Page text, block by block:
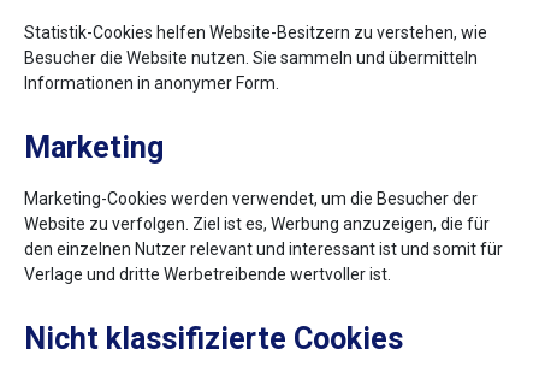
Statistik-Cookies helfen Website-Besitzern zu verstehen, wie
Besucher die Website nutzen. Sie sammeln und übermitteln
Informationen in anonymer Form.
Marketing
Marketing-Cookies werden verwendet, um die Besucher der
Website zu verfolgen. Ziel ist es, Werbung anzuzeigen, die für
den einzelnen Nutzer relevant und interessant ist und somit für
Verlage und dritte Werbetreibende wertvoller ist.
Nicht klassifizierte Cookies